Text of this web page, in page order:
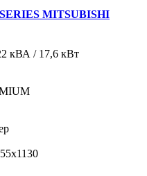
SERIES MITSUBISHI
кВА / 17,6 кВт